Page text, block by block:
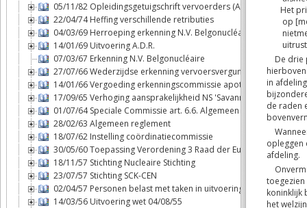
05/11/82 Opleidingsgetuigschrift vervoerders (ADR)
22/04/74 Heffing verschillende retributies
04/03/69 Herroeping erkenning N.V. Belgonucléaire
14/01/69 Uitvoering A.D.R.
07/03/67 Erkenning N.V. Belgonucléaire
27/07/66 Wederzijdse erkenning vervoersvergunningen binnen
14/01/66 Vergoeding erkenningscommissie apothekers
17/09/65 Verhoging aansprakelijkheid NS 'Savannah'
01/07/64 Speciale Commissie art. 6.6. Algemeen reglement
28/02/63 Algemeen reglement
18/07/62 Instelling coördinatiecommissie
30/05/60 Toepassing Verordening 3 Raad der Europese
18/11/57 Stichting Nucleaire Stichting
23/07/57 Stichting SCK-CEN
02/04/57 Personen belast met taken in uitvoering van de wet 04/
14/03/56 Uitvoering wet 04/08/55